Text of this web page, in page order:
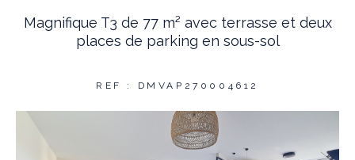
Magnifique T3 de 77 m² avec terrasse et deux
places de parking en sous-sol
REF : DMVAP270004612